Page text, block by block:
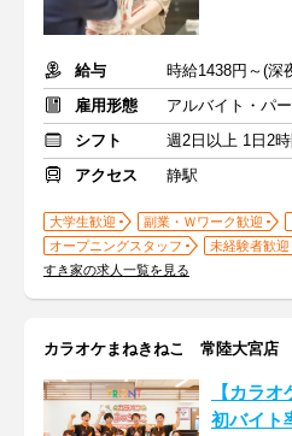
給与
時給1438円～(
雇用形態
アルバイト・パー
シフト
週2日以上 1日2
アクセス
静駅
大学生歓迎 副業・Ｗワーク歓迎
オープニングスタッフ
未経験者歓迎
すき家の求人一覧を見る
カラオケまねきねこ 常陸大宮店
【カラ
初バイト